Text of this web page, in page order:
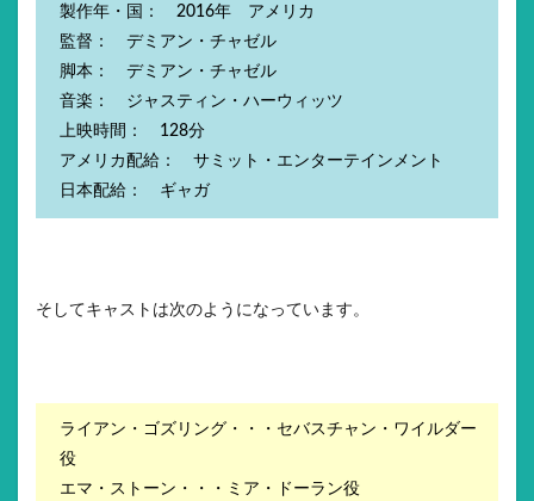
製作年・国： 2016年 アメリカ
監督： デミアン・チャゼル
脚本： デミアン・チャゼル
音楽： ジャスティン・ハーウィッツ
上映時間： 128分
アメリカ配給： サミット・エンターテインメント
日本配給： ギャガ
そしてキャストは次のようになっています。
ライアン・ゴズリング・・・セバスチャン・ワイルダー
役
エマ・ストーン・・・ミア・ドーラン役